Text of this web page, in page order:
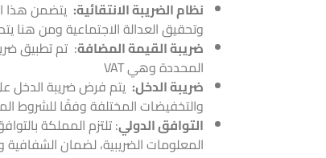
نظام الضريبة الانتقائية: يتضمن هذا
وتحقيق العدالة الاجتماعية ومن هنا
ضريبة القيمة المضافة: تم تطبيق
المحددة وهي VAT
ضريبة الدخل: يتم فرض ضريبة الدخل
والتخفيضات المختلفة وفقًا للشروط
التوافق الدولي
المعلومات الضريبية، لضمان